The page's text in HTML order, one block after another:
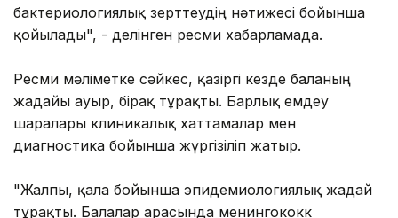
бактериологиялық зерттеудің нәтижесі бойынша
қойылады", - делінген ресми xабарламада.
Ресми мәліметке сәйкес, қазіргі кезде баланың
жағдайы ауыр, бірақ тұрақты. Барлық емдеу
шаралары клиникалық xаттамалар мен
диагностика бойынша жүргізіліп жатыр.
"Жалпы, қала бойынша эпидемиологиялық жағдай
тұрақты. Балалар арасында менингококк